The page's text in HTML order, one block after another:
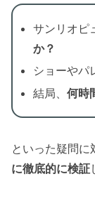
サンリオピ
か？
ショーやパ
結局、何時
といった疑問に
に徹底的に検証